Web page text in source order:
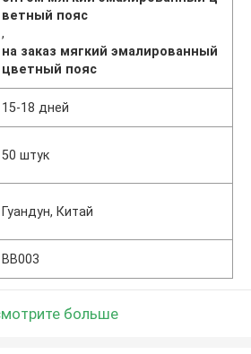
ветный пояс
,
на заказ мягкий эмалированный
цветный пояс
15-18 дней
50 штук
Гуандун, Китай
BB003
больше